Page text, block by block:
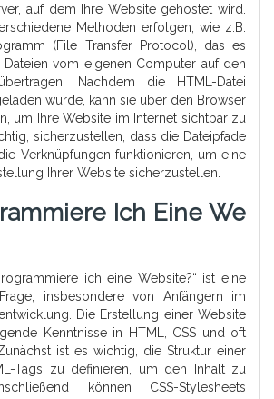
auf dem Ihre Website gehostet wird.
Methoden erfolgen, wie z.B.
(File Transfer Protocol), das es
Dateien vom eigenen Computer auf den
Nachdem die HTML-Datei
wurde, kann sie über den Browser
um Ihre Website im Internet sichtbar zu
sicherzustellen, dass die Dateipfade
Verknüpfungen funktionieren, um eine
Ihrer Website sicherzustellen.
Ich Eine We
ich eine Website?“ ist eine
insbesondere von Anfängern im
Die Erstellung einer Website
Kenntnisse in HTML, CSS und oft
ist es wichtig, die Struktur einer
Tags zu definieren, um den Inhalt zu
können CSS-Stylesheets